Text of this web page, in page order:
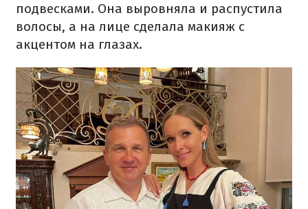
подвесками. Она выровняла и распустила
волосы, а на лице сделала макияж с
акцентом на глазах.